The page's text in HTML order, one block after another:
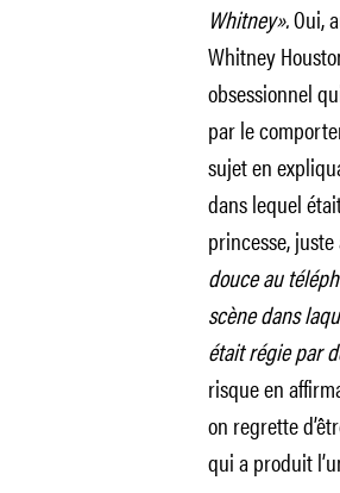
Whitney».Oui,
Whitney
obsessionnel
par le
sujet en
dans lequel
princesse,
douce au
scène dans
était régie par
risque en
on regrette
qui a produit